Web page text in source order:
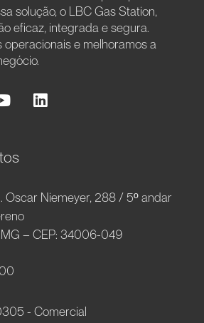
solução, o LBC Gas Station,
eficaz, integrada e segura.
operacionais e melhoramos a
Oscar Niemeyer, 288 / 5º andar
– CEP: 34006-049
- Comercial